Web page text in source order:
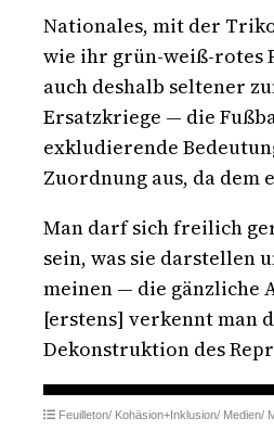
Nationales, mit der
wie ihr grün-weiß-rotes
auch deshalb seltener
Ersatzkriege — die
exkludierende
Zuordnung aus, da dem
Man darf sich freilich
sein, was sie darstellen
meinen — die gänzliche
[erstens] verkennt man
Dekonstruktion des
Feuilleton/ Kohäsion+Inklusion/ Medien/